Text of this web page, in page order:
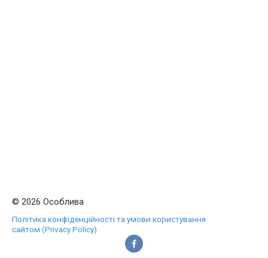
© 2026 Особлива
Політика конфіденційності та умови користування
сайтом (Privacy Policy)